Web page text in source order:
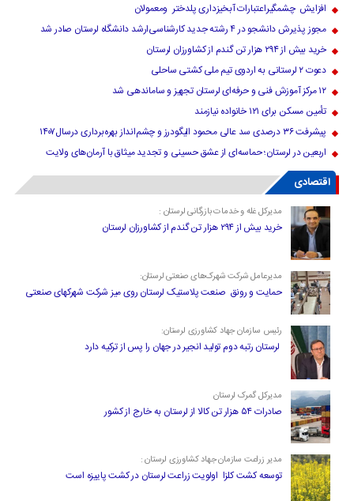
افزایش چشمگیراعتبارات آبخیزداری پلدختر ومعمولان
مجوز پذیرش دانشجو در ۴ رشته جدید کارشناسی‌ارشد دانشگاه لرستان صادر شد
خرید بیش از ۲۹۴ هزار تن گندم از کشاورزان لرستان
دعوت ۲ لرستانی به اردوی تیم ملی کشتی ساحلی
۱۲ مرکز آموزش فنی و حرفه‌ای لرستان تجهیز و ساماندهی شد
تأمین مسکن برای ۱۲۱ خانواده نیازمند
پیشرفت ۳۶ درصدی سد عالی محمود الیگودرز و چشم‌انداز بهره‌برداری درسال۱۴۰۷
اربعین در لرستان؛ حماسه‌ای از عشق حسینی و تجدید میثاق با آرمان‌های ولایت
اقتصادی
مدیرکل غله و خدمات بازرگانی لرستان :
خرید بیش از ۲۹۴ هزار تن گندم از کشاورزان لرستان
مدیرعامل شرکت شهرک‌های صنعتی لرستان:
حمایت و رونق صنعت پلاستیک لرستان روی میز شرکت شهرکهای صنعتی
رئیس سازمان جهاد کشاورزی لرستان:
لرستان رتبه دوم تولید انجیر در جهان را پس از ترکیه دارد
مدیرکل گمرک لرستان
صادرات ۵۴ هزار تن کالا از لرستان به خارج از کشور
مدیر زراعت سازمان جهاد کشاورزی لرستان :
توسعه کشت کلزا اولویت زراعت لرستان در کشت پاییزه است